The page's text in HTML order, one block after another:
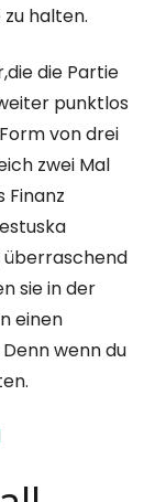
halten.
die Partie
punktlos
von drei
zwei Mal
Finanz
überraschend
sie in der
einen
wenn du